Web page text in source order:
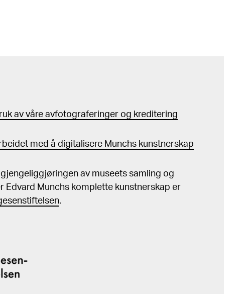
av våre avfotograferinger og kreditering
med å digitalisere Munchs kunstnerskap
av museets samling og
Edvard Munchs komplette kunstnerskap er
.